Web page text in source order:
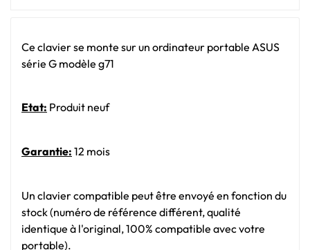
Ce clavier se monte sur un ordinateur portable ASUS
série G modèle g71
Etat: Produit neuf
Garantie: 12 mois
Un clavier compatible peut être envoyé en fonction du
stock (numéro de référence différent, qualité
identique à l'original, 100% compatible avec votre
portable).